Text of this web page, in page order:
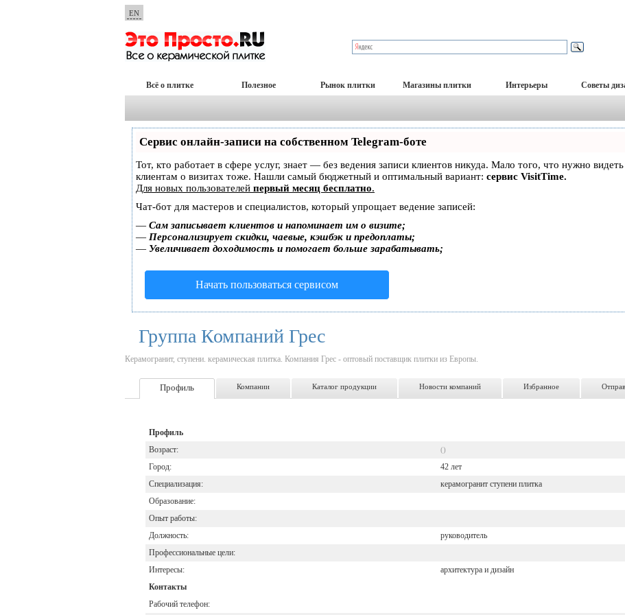
EN
Всё о плитке Полезное Рынок плитки Магазины плитки Интерьеры Советы
Сервис онлайн-записи на собственном Telegram-боте
Тот, кто работает в сфере услуг, знает — без ведения записи клиентов никуда. Мало того, что нужно
клиентам о визитах тоже. Нашли самый бюджетный и оптимальный вариант: сервис VisitTime.
Для новых пользователей первый месяц бесплатно.
Чат-бот для мастеров и специалистов, который упрощает ведение записей:
— Сам записывает клиентов и напоминает им о визите;
— Персонализирует скидки, чаевые, кэшбэк и предоплаты;
— Увеличивает доходимость и помогает больше зарабатывать;
Начать пользоваться сервисом
Группа Компаний Грес
Керамогранит, ступени. керамическая плитка. Компания Грес - оптовый поставщик плитки из Европы.
Профиль Компании Каталог продукции Новости компаний Избранное
Профиль
Возраст:
()
Город:
42 лет
Специализация:
керамогранит ступени плитка
Образование:
Опыт работы:
Должность:
руководитель
Профессиональные цели:
Интересы:
архитектура и дизайн
Контакты
Рабочий телефон: